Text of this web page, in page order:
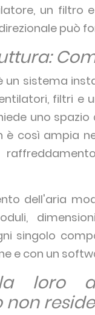
un filtro
può
un sistema
filtri e
uno
è così ampia
dell'aria
singolo
e con un
loro
non